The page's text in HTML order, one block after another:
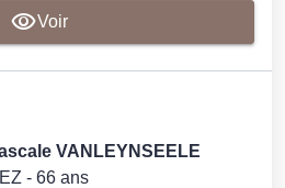
Voir
VANLEYNSEELE
- 66 ans